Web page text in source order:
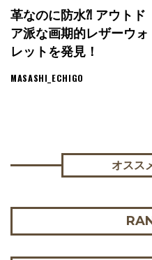
革なのに防水⁈ アウトド
ア派な画期的レザーウォ
レットを発見！
MASASHI_ECHIGO
オスス